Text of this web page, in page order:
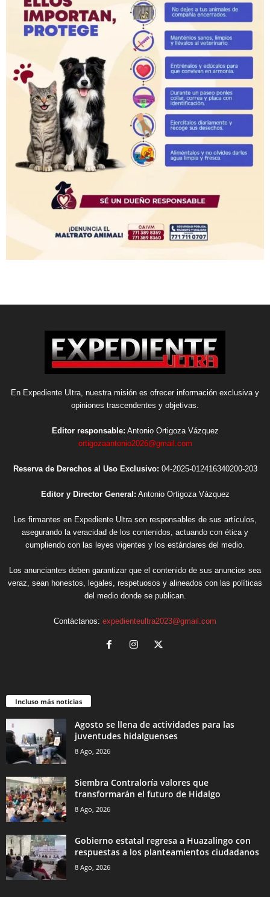
En Expediente Ultra, nuestra misión es ofrecer información exclusiva y
opiniones trascendentes y objetivas.
Editor responsable: Antonio Ortigoza Vázquez
ortigozaantonio2026@gmail.com
Reserva de Derechos al Uso Exclusivo: 04-2025-012416340200-203
Editor y Director General: Antonio Ortigoza Vázquez
Los firmantes en Expediente Ultra son responsables de sus artículos,
asegurando la veracidad de los contenidos, actuando con ética y
cumpliendo con las leyes vigentes y los estándares del medio.
Los anunciantes deben garantizar que el contenido de sus anuncios sea
veraz, sean honestos, legales, respetuosos y alineados con las políticas
del medio donde se publican.
Contáctanos: expedienteultra2023@gmail.com
Incluso más noticias
Agosto se llena de actividades para las
juventudes hidalguenses
8 Ago, 2026
Siembra Contraloría valores que
transformarán el futuro de Hidalgo
8 Ago, 2026
Gobierno estatal regresa a Huazalingo con
respuestas a los planteamientos ciudadanos
8 Ago, 2026